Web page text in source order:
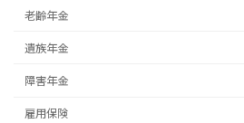
老齢年金
遺族年金
障害年金
雇用保険